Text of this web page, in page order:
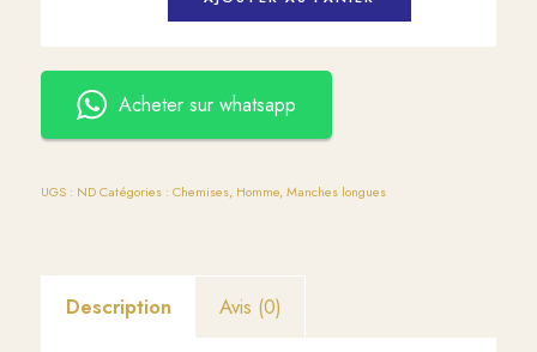
Acheter sur whatsapp
UGS : ND Catégories : Chemises, Homme,Manches longues
Description Avis (0)